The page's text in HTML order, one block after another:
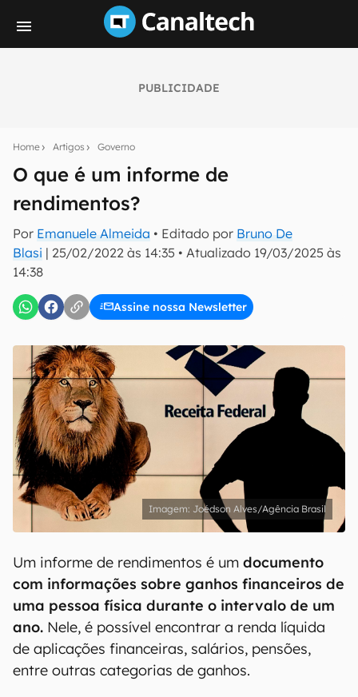
PUBLICIDADE
Home Artigos Governo
O que é um informe de
rendimentos?
Por Emanuele Almeida • Editado por Bruno De
Blasi | 25/02/2022 às 14:35 • Atualizado 19/03/2025 às
14:38
Assine nossa Newsletter
notícias e reviews sobre tecnologia em primeira
E-mail
Confirmo que li, aceito e concordo com os
Joédson Alves/Agência Brasil
Um informe de rendimentos é um documento
com informações sobre ganhos financeiros de
uma pessoa física durante o intervalo de um
ano. Nele, é possível encontrar a renda líquida
de aplicações financeiras, salários, pensões,
entre outras categorias de ganhos.